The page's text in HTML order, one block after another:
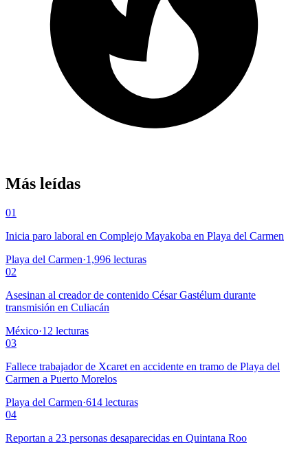
Más leídas
01
Inicia paro laboral en Complejo Mayakoba en Playa del Carmen
Playa del Carmen·1,996 lecturas
02
Asesinan al creador de contenido César Gastélum durante
transmisión en Culiacán
México·12 lecturas
03
Fallece trabajador de Xcaret en accidente en tramo de Playa del
Carmen a Puerto Morelos
Playa del Carmen·614 lecturas
04
Reportan a 23 personas desaparecidas en Quintana Roo